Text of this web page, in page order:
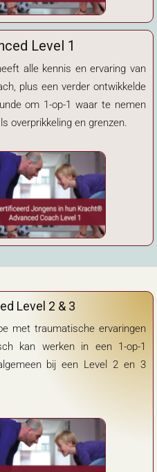
Level 1
alle kennis en ervaring van
plus een verder ontwikkelde
om 1-op-1 waar te nemen
overprikkeling en grenzen.
Level 2 & 3
met traumatische ervaringen
kan werken in een 1-op-1
bij een Level 2 en 3